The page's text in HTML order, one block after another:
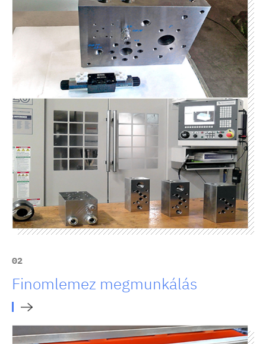
02
Finomlemez megmunkálás